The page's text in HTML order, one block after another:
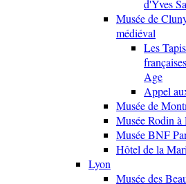
d'Yves
Musée de
médiéval
Les
Age
Appel
Musée de
Musée Rodin à
Musée BNF
Hôtel de la
Lyon
Musée des